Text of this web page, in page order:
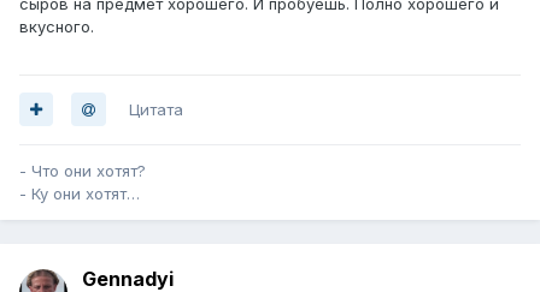
вкусного.
Цитата
- Что они хотят?
- Ку они хотят…
Gennadyi